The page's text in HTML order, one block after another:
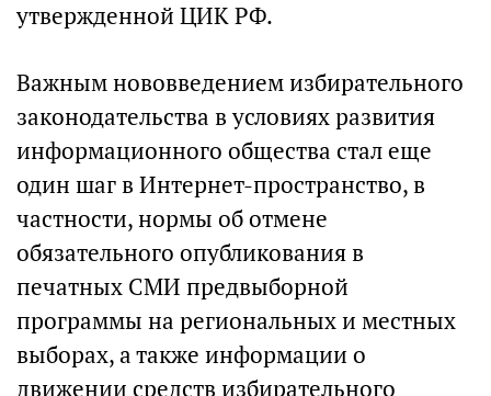
утвержденной ЦИК РФ.
Важным нововведением избирательного
законодательства в условиях развития
информационного общества стал еще
один шаг в Интернет-пространство, в
частности, нормы об отмене
обязательного опубликования в
печатных СМИ предвыборной
программы на региональных и местных
выборах, а также информации о
движении средств избирательного